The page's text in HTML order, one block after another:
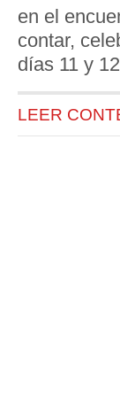
en el
contar,
días 11 y
LEER